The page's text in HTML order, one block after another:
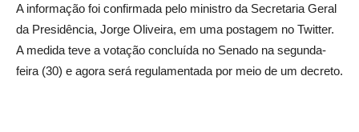
A informação foi confirmada pelo ministro da Secretaria Geral
da Presidência, Jorge Oliveira, em uma postagem no Twitter.
A medida teve a votação concluída no Senado na segunda-
feira (30) e agora será regulamentada por meio de um decreto.